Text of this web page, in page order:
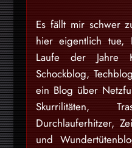
Es fällt mir schwer
hier eigentlich tue,
Laufe der Jahre
Schockblog,
ein Blog über
Skurrilitäten,
Durchlauferhitzer,
und